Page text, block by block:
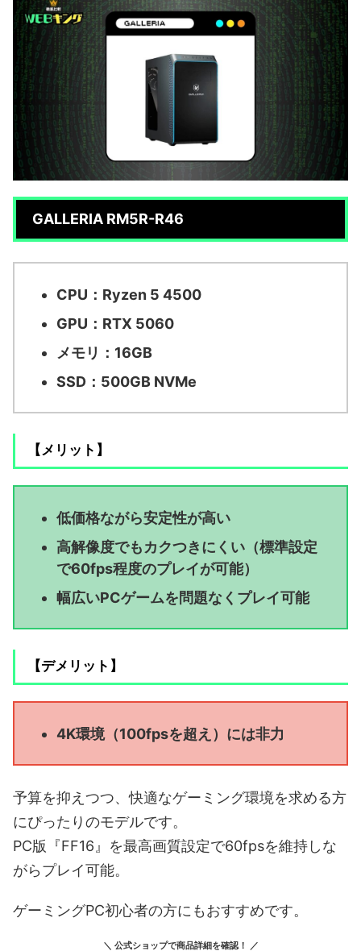
GALLERIA RM5R-R46
CPU：Ryzen 5 4500
GPU：RTX 5060
メモリ：16GB
SSD：500GB NVMe
【メリット】
低価格ながら安定性が高い
高解像度でもカクつきにくい（標準設定
で60fps程度のプレイが可能）
幅広いPCゲームを問題なくプレイ可能
【デメリット】
4K環境（100fpsを超え）には非力
予算を抑えつつ、快適なゲーミング環境を求める方
にぴったりのモデルです。
PC版『FF16』を最高画質設定で60fpsを維持しな
がらプレイ可能。
ゲーミングPC初心者の方にもおすすめです。
＼ 公式ショップで商品詳細を確認！ ／